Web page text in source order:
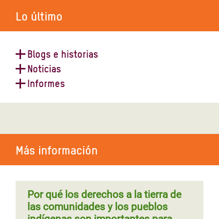
Lo último
Blogs e historias
Bolivia: Cacao que cambia vidas
Noticias
cultivar y reforestar la Amazonía
Informes
Más información
Por qué los derechos a la tierra de
las comunidades y los pueblos